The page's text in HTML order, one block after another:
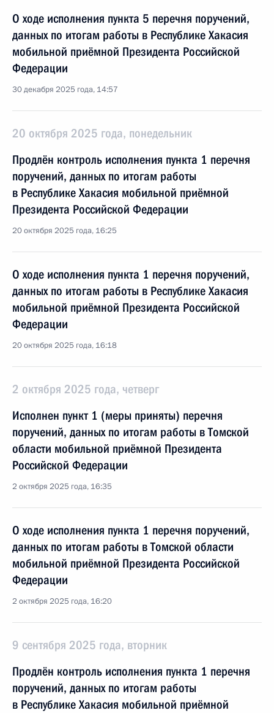
О ходе исполнения пункта 5 перечня поручений,
данных по итогам работы в Республике Хакасия
мобильной приёмной Президента Российской
Федерации
30 декабря 2025 года, 14:57
20 октября 2025 года, понедельник
Продлён контроль исполнения пункта 1 перечня
поручений, данных по итогам работы
в Республике Хакасия мобильной приёмной
Президента Российской Федерации
20 октября 2025 года, 16:25
О ходе исполнения пункта 1 перечня поручений,
данных по итогам работы в Республике Хакасия
мобильной приёмной Президента Российской
Федерации
20 октября 2025 года, 16:18
2 октября 2025 года, четверг
Исполнен пункт 1 (меры приняты) перечня
поручений, данных по итогам работы в Томской
области мобильной приёмной Президента
Российской Федерации
2 октября 2025 года, 16:35
О ходе исполнения пункта 1 перечня поручений,
данных по итогам работы в Томской области
мобильной приёмной Президента Российской
Федерации
2 октября 2025 года, 16:20
9 сентября 2025 года, вторник
Продлён контроль исполнения пункта 1 перечня
поручений, данных по итогам работы
в Республике Хакасия мобильной приёмной